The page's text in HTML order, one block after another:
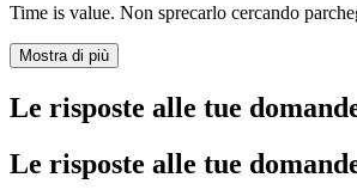
Time is value. Non sprecarlo cercando
Mostra di più
Le risposte alle tue
Le risposte alle tue